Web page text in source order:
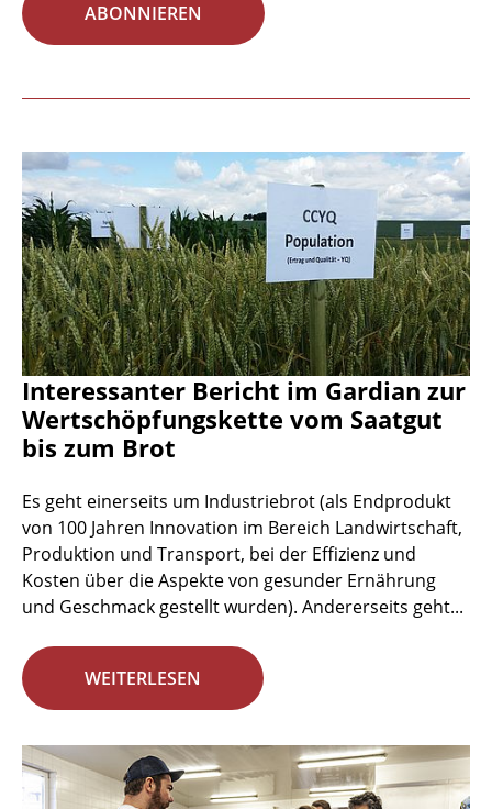
ABONNIEREN
Interessanter Bericht im Gardian zur
Wertschöpfungskette vom Saatgut
bis zum Brot
Es geht einerseits um Industriebrot (als Endprodukt
von 100 Jahren Innovation im Bereich Landwirtschaft,
Produktion und Transport, bei der Effizienz und
Kosten über die Aspekte von gesunder Ernährung
und Geschmack gestellt wurden). Andererseits geht...
WEITERLESEN